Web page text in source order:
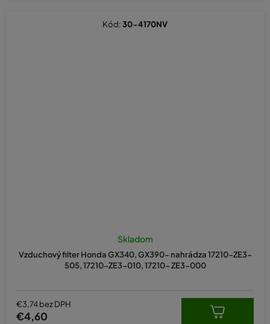
Vzduchový filter Honda GX340, GX390- nahrádza 17210-ZE3-
505, 17210-ZE3-010, 17210- ZE3-000
Skladom
€3,74 bez DPH
€4,60
Kód:30-4170NV